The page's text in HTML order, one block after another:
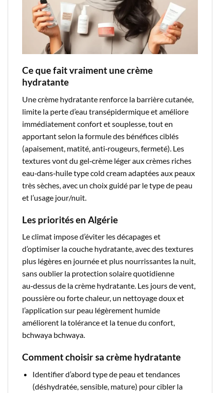
Ce que fait vraiment une crème
hydratante
Une crème hydratante renforce la barrière cutanée,
limite la perte d’eau transépidermique et améliore
immédiatement confort et souplesse, tout en
apportant selon la formule des bénéfices ciblés
(apaisement, matité, anti‑rougeurs, fermeté). Les
textures vont du gel‑crème léger aux crèmes riches
eau‑dans‑huile type cold cream adaptées aux peaux
très sèches, avec un choix guidé par le type de peau
et l’usage jour/nuit.​
Les priorités en Algérie
Le climat impose d’éviter les décapages et
d’optimiser la couche hydratante, avec des textures
plus légères en journée et plus nourrissantes la nuit,
sans oublier la protection solaire quotidienne
au‑dessus de la crème hydratante. Les jours de vent,
poussière ou forte chaleur, un nettoyage doux et
l’application sur peau légèrement humide
améliorent la tolérance et la tenue du confort,
bchwaya bchwaya.​
Comment choisir sa crème hydratante
Identifier d’abord type de peau et tendances
(déshydratée, sensible, mature) pour cibler la